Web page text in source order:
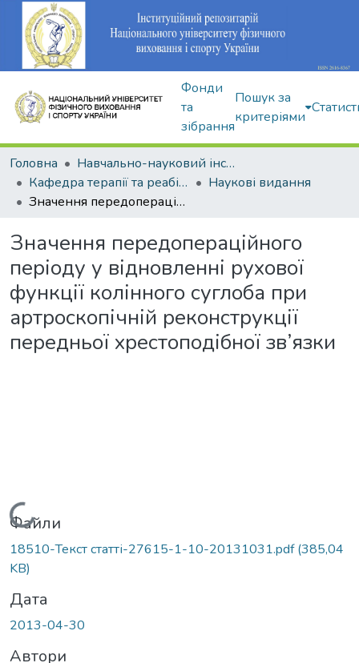
Фонди
та
зібрання
Пошук за
критеріями
Головна
Навчально-науковий інститут здоров'я, реабілітації та фізичного виховання
Кафедра терапії та реабілітації
Наукові видання
Значення передопераційного періоду у відновленні рухової функції колінного суглоба при артроскопічній реконструкції передньої хрестоподібної зв’язки
Значення передопераційного
періоду у відновленні рухової
функції колінного суглоба при
артроскопічній реконструкції
передньої хрестоподібної зв’язки
Вантажиться...
Файли
18510-Текст статті-27615-1-10-20131031.pdf(385,04
KB)
Дата
2013-04-30
Автори